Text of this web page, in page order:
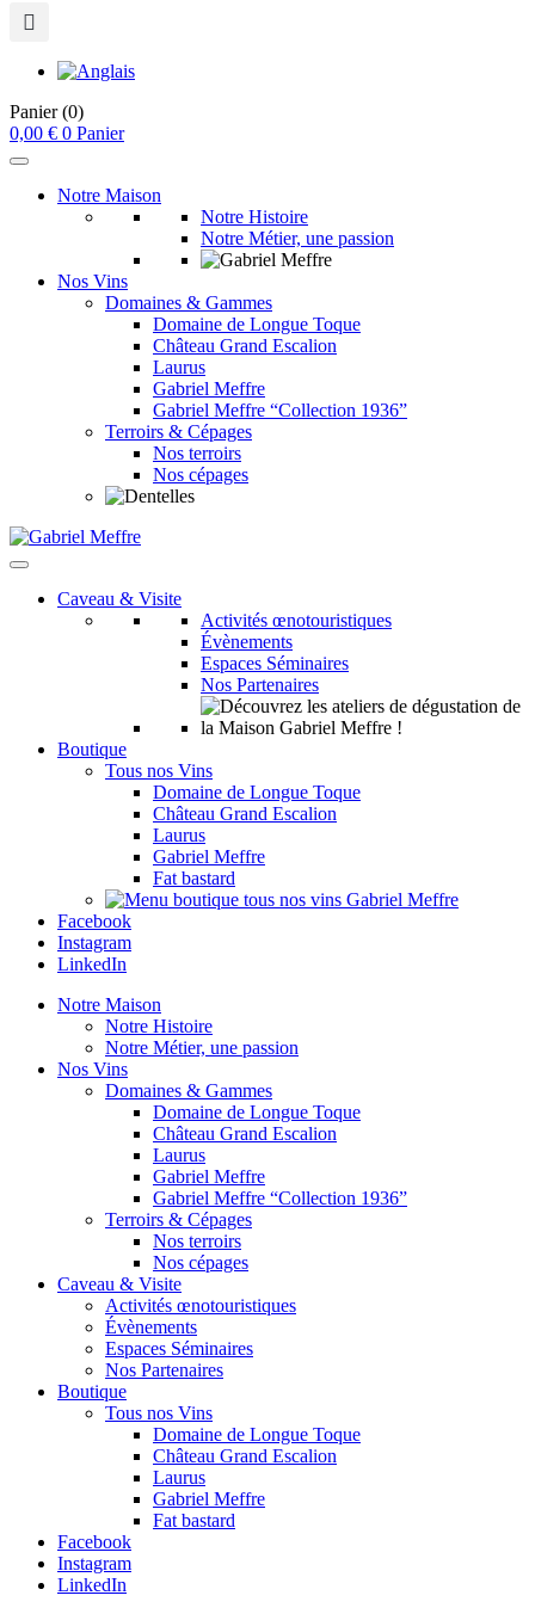
Panier (0)
0,00 € 0 Panier
Notre Maison
Notre Histoire
Notre Métier, une passion
Nos Vins
Domaines & Gammes
Domaine de Longue Toque
Château Grand Escalion
Laurus
Gabriel Meffre
Gabriel Meffre “Collection 1936”
Terroirs & Cépages
Nos terroirs
Nos cépages
Caveau & Visite
Activités œnotouristiques
Évènements
Espaces Séminaires
Nos Partenaires
Boutique
Tous nos Vins
Domaine de Longue Toque
Château Grand Escalion
Laurus
Gabriel Meffre
Fat bastard
Facebook
Instagram
LinkedIn
Notre Maison
Notre Histoire
Notre Métier, une passion
Nos Vins
Domaines & Gammes
Domaine de Longue Toque
Château Grand Escalion
Laurus
Gabriel Meffre
Gabriel Meffre “Collection 1936”
Terroirs & Cépages
Nos terroirs
Nos cépages
Caveau & Visite
Activités œnotouristiques
Évènements
Espaces Séminaires
Nos Partenaires
Boutique
Tous nos Vins
Domaine de Longue Toque
Château Grand Escalion
Laurus
Gabriel Meffre
Fat bastard
Facebook
Instagram
LinkedIn